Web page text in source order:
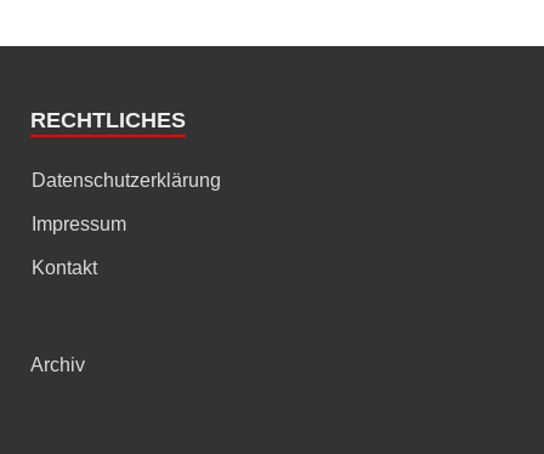
RECHTLICHES
Datenschutzerklärung
Impressum
Kontakt
Archiv